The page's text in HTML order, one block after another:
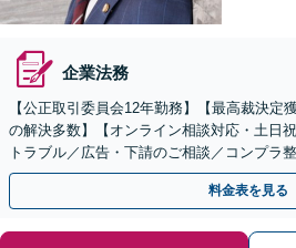
企業法務
【公正取引委員会12年勤務】【最高裁決定
の解決多数】【オンライン相談対応・土日
トラブル／広告・下請のご相談／コンプラ
式の相続／誹謗中傷対策／不動産問題まで
料金表を見る